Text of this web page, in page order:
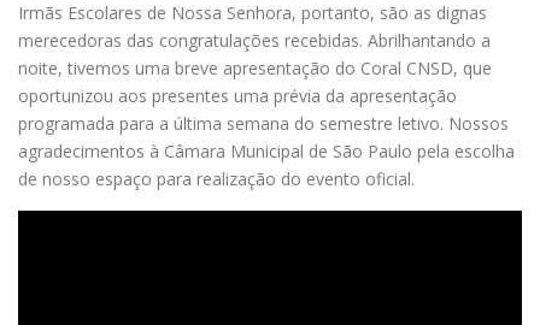
Irmãs Escolares de Nossa Senhora, portanto, são as dignas
merecedoras das congratulações recebidas. Abrilhantando a
noite, tivemos uma breve apresentação do Coral CNSD, que
oportunizou aos presentes uma prévia da apresentação
programada para a última semana do semestre letivo. Nossos
agradecimentos à Câmara Municipal de São Paulo pela escolha
de nosso espaço para realização do evento oficial.